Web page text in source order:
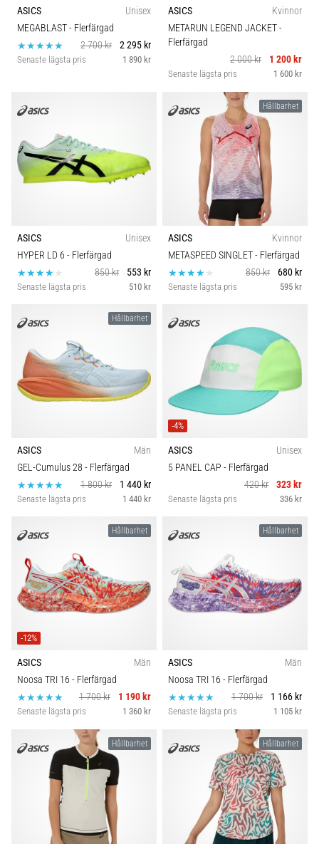
ASICS
Unisex
MEGABLAST- Flerfärgad
2 700 kr
2 295 kr
Senaste lägsta pris 1 890 kr
ASICS
Kvinnor
METARUN LEGEND JACKET-
Flerfärgad
2 000 kr
1 200 kr
Senaste lägsta pris 1 600 kr
ASICS
Unisex
HYPER LD 6 - Flerfärgad
850 kr
553 kr
Senaste lägsta pris 510 kr
Hållbarhet
ASICS
Kvinnor
METASPEED SINGLET- Flerfärgad
850 kr
680 kr
Senaste lägsta pris 595 kr
Hållbarhet
ASICS
Män
GEL-Cumulus 28 - Flerfärgad
1 800 kr
1 440 kr
Senaste lägsta pris 1 440 kr
-4%
ASICS
Unisex
5 PANEL CAP - Flerfärgad
420 kr
323 kr
Senaste lägsta pris 336 kr
Hållbarhet
-12%
ASICS
Män
Noosa TRI 16 - Flerfärgad
1 700 kr
1 190 kr
Senaste lägsta pris 1 360 kr
Hållbarhet
ASICS
Män
Noosa TRI 16 - Flerfärgad
1 700 kr
1 166 kr
Senaste lägsta pris 1 105 kr
Hållbarhet Hållbarhet